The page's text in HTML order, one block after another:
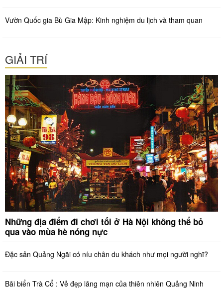
Vườn Quốc gia Bù Gia Mập: Kinh nghiệm du lịch và tham quan
GIẢI TRÍ
Những địa điểm đi chơi tối ở Hà Nội không thể bỏ
qua vào mùa hè nóng nực
Đặc sản Quảng Ngãi có níu chân du khách như mọi người nghĩ?
Bãi biển Trà Cổ : Vẻ đẹp lãng mạn của thiên nhiên Quảng Ninh